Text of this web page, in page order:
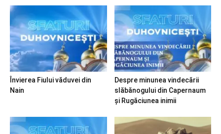
Învierea Fiului văduvei din
Nain
Despre minunea vindecării
slăbănogului din Capernaum
și Rugăciunea inimii